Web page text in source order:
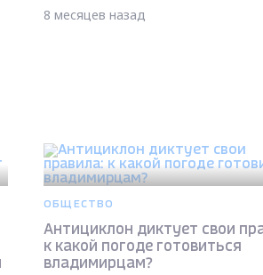
8 месяцев назад
ОБЩЕСТВО
Антициклон диктует свои
к какой погоде готовиться
владимирцам?